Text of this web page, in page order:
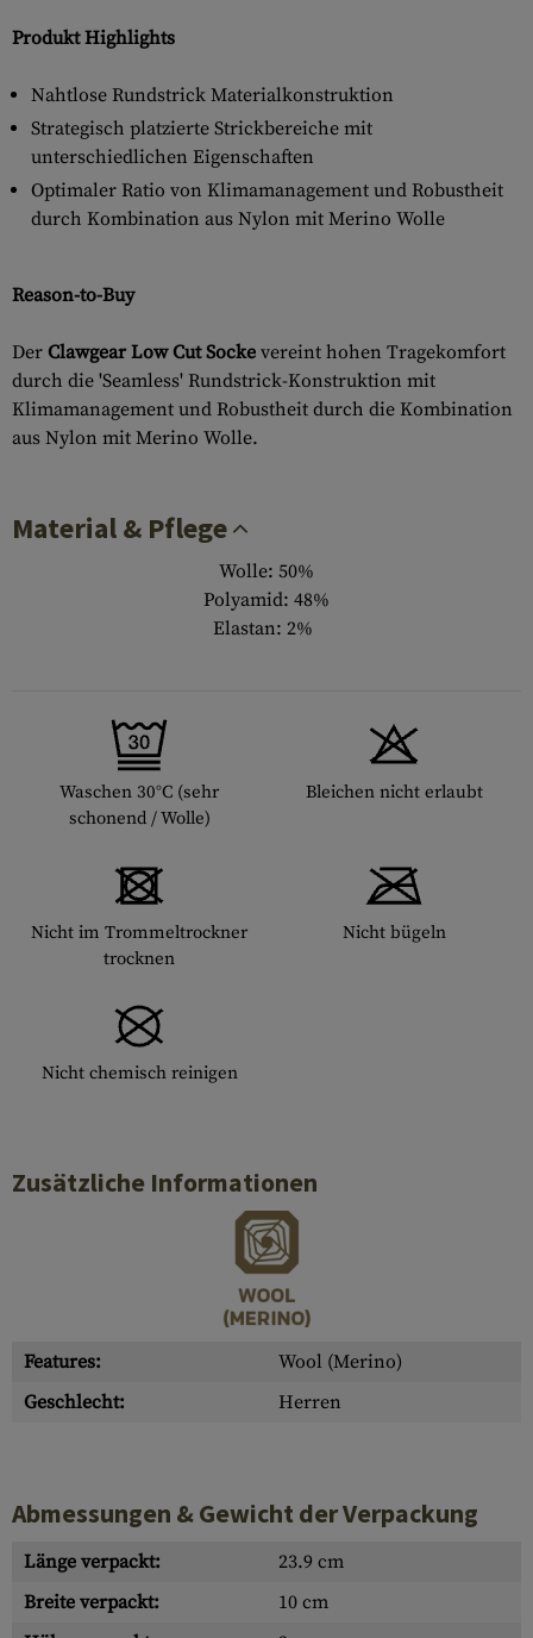
Produkt Highlights
Nahtlose Rundstrick Materialkonstruktion
Strategisch platzierte Strickbereiche mit
unterschiedlichen Eigenschaften
Optimaler Ratio von Klimamanagement und Robustheit
durch Kombination aus Nylon mit Merino Wolle
Reason-to-Buy
Der Clawgear Low Cut Socke vereint hohen Tragekomfort
durch die 'Seamless' Rundstrick-Konstruktion mit
Klimamanagement und Robustheit durch die Kombination
aus Nylon mit Merino Wolle.
Material & Pflege
Wolle: 50%
Polyamid: 48%
Elastan: 2%
Waschen 30°C (sehr
schonend / Wolle)
Bleichen nicht erlaubt
Nicht im Trommeltrockner
trocknen
Nicht bügeln
Nicht chemisch reinigen
Zusätzliche Informationen
Features:
Wool (Merino)
Geschlecht:
Herren
Abmessungen & Gewicht der Verpackung
Länge verpackt:
23.9 cm
Breite verpackt:
10 cm